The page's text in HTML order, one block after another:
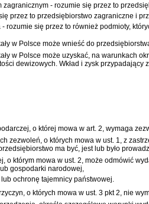
zagranicznym - rozumie się przez to
przez to przedsiębiorstwo zagraniczne i
rozumie się przez to również podmioty,
w Polsce może wnieść do
w Polsce może uzyskać, na warunkach
dewizowych. Wkład i zysk
o której mowa w art. 2, wymaga
zezwoleń, o których mowa w ust. 1, z
ma być, jest lub było
o którym mowa w ust. 2, może odmówić
gospodarki narodowej,
ochronę tajemnicy państwowej.
o których mowa w ust. 3 pkt 2, nie